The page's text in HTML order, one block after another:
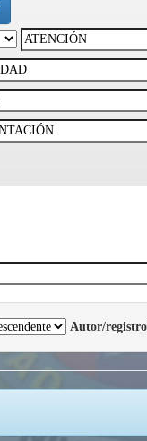
Autor/registro